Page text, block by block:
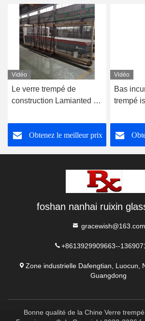
Vidéo
Le verre trempé de
construction Lamianted de
supplémentaire mure
l'épaisseur de 8mm
Obtenez le meilleur prix
Vidéo
Bas
trempé
foshan nanhai ruixin
gracewish@163.com
+8613929909663--
Zone industrielle Dafengtian, Luocun,
Guangdong
Bonne qualité de la Chine Verre